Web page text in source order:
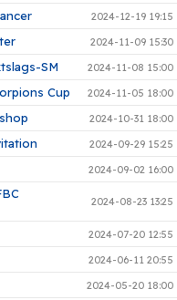
2024-12-19 19:15
2024-11-09 15:30
SM 2024-11-08 15:00
Cup 2024-11-05 18:00
2024-10-31 18:00
2024-09-29 15:25
2024-09-02 16:00
2024-08-23 13:25
2024-07-20 12:55
2024-06-11 20:55
2024-05-20 18:00